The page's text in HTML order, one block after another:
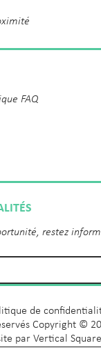
FAQ
restez
de
Copyright ©
par Vertical Square